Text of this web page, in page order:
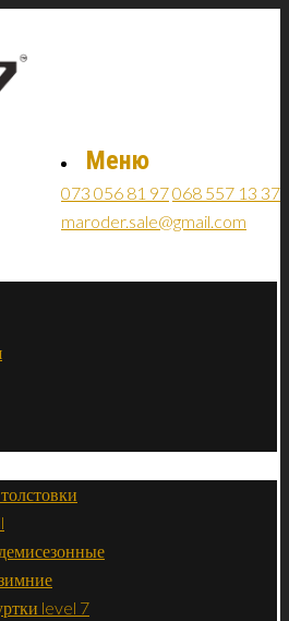
Меню
073 056 81 97068 557 13 37
maroder.sale@gmail.com
level 7